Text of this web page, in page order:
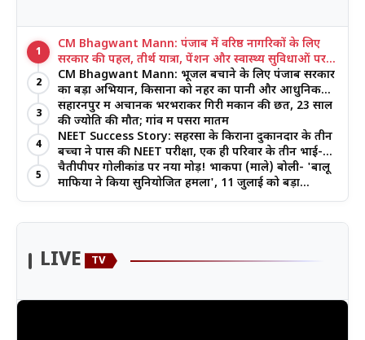
1
CM Bhagwant Mann: पंजाब में वरिष्ठ नागरिकों के लिए
सरकार की पहल, तीर्थ यात्रा, पेंशन और स्वास्थ्य सुविधाओं पर
जोर
2
CM Bhagwant Mann: भूजल बचाने के लिए पंजाब सरकार
का बड़ा अभियान, किसानों को नहर का पानी और आधुनिक
खेती का मिल रहा लाभ
3
सहारनपुर में अचानक भरभराकर गिरी मकान की छत, 23 साल
की ज्योति की मौत; गांव में पसरा मातम
4
NEET Success Story: सहरसा के किराना दुकानदार के तीन
बच्चों ने पास की NEET परीक्षा, एक ही परिवार के तीन भाई-
बहनों ने रचा इतिहास
5
चैतीपीपर गोलीकांड पर नया मोड़! भाकपा (माले) बोली- 'बालू
माफिया ने किया सुनियोजित हमला', 11 जुलाई को बड़ा
आंदोलन
LIVE TV